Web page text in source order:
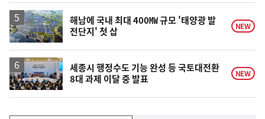
하
락
해남에 국내 최대 400㎿ 규모 '태양광 발
전단지' 첫 삽
NEW
세종시 행정수도 기능 완성 등 국토대전환
8대 과제 이달 중 발표
NEW